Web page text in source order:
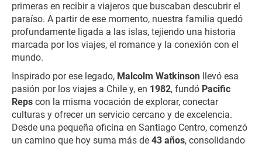
primeras en recibir a viajeros que buscaban descubrir el
paraíso. A partir de ese momento, nuestra familia quedó
profundamente ligada a las islas, tejiendo una historia
marcada por los viajes, el romance y la conexión con el
mundo.
Inspirado por ese legado, Malcolm Watkinson llevó esa
pasión por los viajes a Chile y, en 1982, fundó Pacific
Reps con la misma vocación de explorar, conectar
culturas y ofrecer un servicio cercano y de excelencia.
Desde una pequeña oficina en Santiago Centro, comenzó
un camino que hoy suma más de 43 años, consolidando